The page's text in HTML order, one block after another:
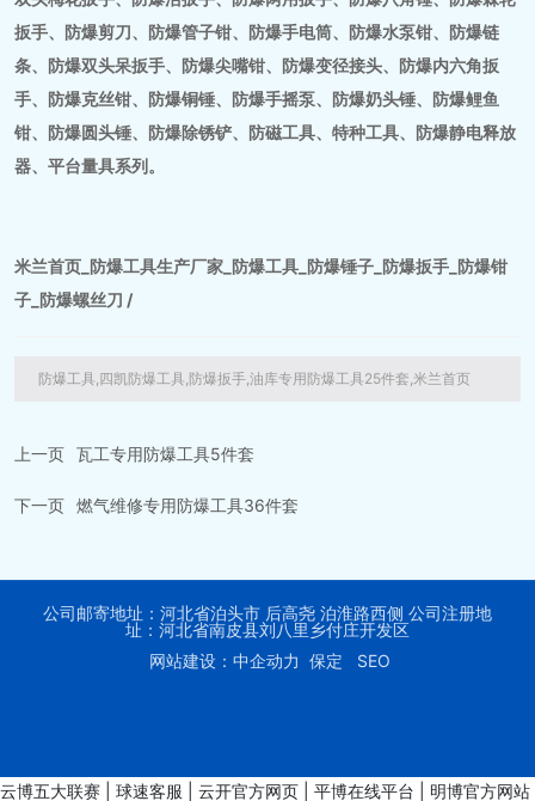
扳手、防爆剪刀、防爆管子钳、防爆手电筒、防爆水泵钳、防爆链
条、防爆双头呆扳手、防爆尖嘴钳、防爆变径接头、防爆内六角扳
手、防爆克丝钳、防爆铜锤、防爆手摇泵、防爆奶头锤、防爆鲤鱼
钳、防爆圆头锤、防爆除锈铲、防磁工具、特种工具、防爆静电释放
器、平台量具系列。
米兰首页_防爆工具生产厂家_防爆工具_防爆锤子_防爆扳手_防爆钳
子_防爆螺丝刀 /
防爆工具,四凯防爆工具,防爆扳手,油库专用防爆工具25件套,米兰首页
上一页 瓦工专用防爆工具5件套
下一页 燃气维修专用防爆工具36件套
公司邮寄地址：河北省泊头市 后高尧 泊淮路西侧 公司注册地
址：河北省南皮县刘八里乡付庄开发区
网站建设：中企动力 保定 SEO
云博五大联赛 球速客服 云开官方网页 平博在线平台 明博官方网站